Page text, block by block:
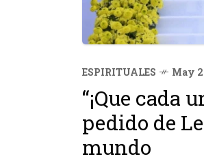
ESPIRITUALES May
“¡Que cada
pedido de
mundo